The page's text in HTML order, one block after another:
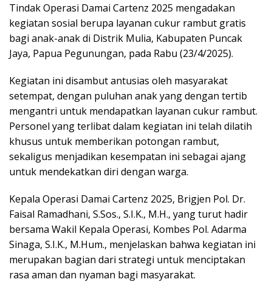
Tindak Operasi Damai Cartenz 2025 mengadakan
kegiatan sosial berupa layanan cukur rambut gratis
bagi anak-anak di Distrik Mulia, Kabupaten Puncak
Jaya, Papua Pegunungan, pada Rabu (23/4/2025).
Kegiatan ini disambut antusias oleh masyarakat
setempat, dengan puluhan anak yang dengan tertib
mengantri untuk mendapatkan layanan cukur rambut.
Personel yang terlibat dalam kegiatan ini telah dilatih
khusus untuk memberikan potongan rambut,
sekaligus menjadikan kesempatan ini sebagai ajang
untuk mendekatkan diri dengan warga.
Kepala Operasi Damai Cartenz 2025, Brigjen Pol. Dr.
Faisal Ramadhani, S.Sos., S.I.K., M.H., yang turut hadir
bersama Wakil Kepala Operasi, Kombes Pol. Adarma
Sinaga, S.I.K., M.Hum., menjelaskan bahwa kegiatan ini
merupakan bagian dari strategi untuk menciptakan
rasa aman dan nyaman bagi masyarakat.